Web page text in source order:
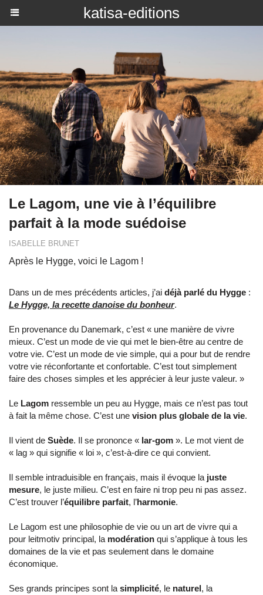
katisa-editions
Le Lagom, une vie à l’équilibre
parfait à la mode suédoise
ISABELLE BRUNET
Après le Hygge, voici le Lagom !
Dans un de mes précédents articles, j’ai déjà parlé du Hygge :
Le Hygge, la recette danoise du bonheur.
En provenance du Danemark, c’est « une manière de vivre
mieux. C’est un mode de vie qui met le bien-être au centre de
votre vie. C’est un mode de vie simple, qui a pour but de rendre
votre vie réconfortante et confortable. C’est tout simplement
faire des choses simples et les apprécier à leur juste valeur. »
Le Lagom ressemble un peu au Hygge, mais ce n’est pas tout
à fait la même chose. C’est une vision plus globale de la vie.
Il vient de Suède. Il se prononce « lar-gom ». Le mot vient de
« lag » qui signifie « loi », c’est-à-dire ce qui convient.
Il semble intraduisible en français, mais il évoque la juste
mesure, le juste milieu. C’est en faire ni trop peu ni pas assez.
C’est trouver l’équilibre parfait, l’harmonie.
Le Lagom est une philosophie de vie ou un art de vivre qui a
pour leitmotiv principal, la modération qui s’applique à tous les
domaines de la vie et pas seulement dans le domaine
économique.
Ses grands principes sont la simplicité, le naturel, la